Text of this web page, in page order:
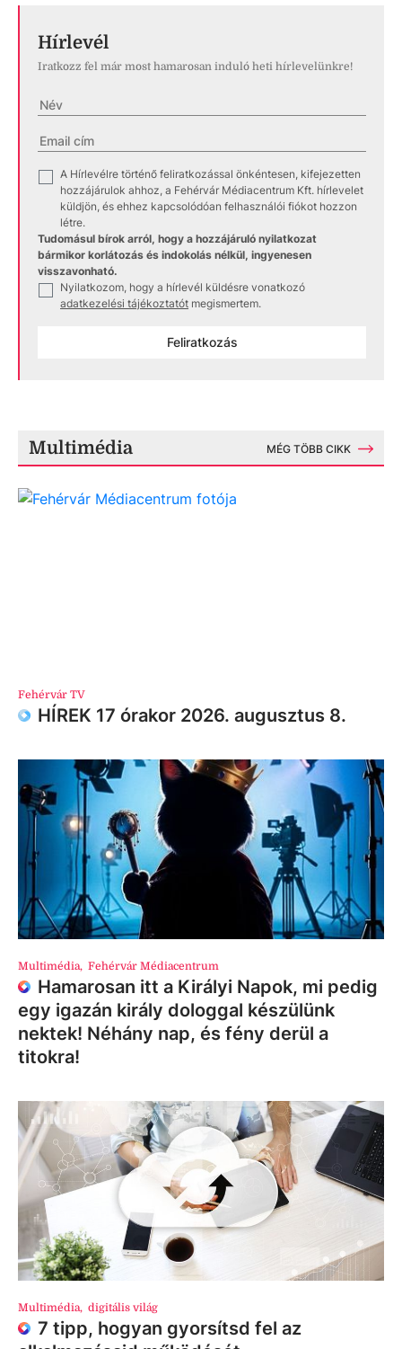
Hírlevél
Iratkozz fel már most hamarosan induló heti hírlevelünkre!
A Hírlevélre történő feliratkozással önkéntesen, kifejezetten
hozzájárulok ahhoz, a Fehérvár Médiacentrum Kft. hírlevelet
küldjön, és ehhez kapcsolódóan felhasználói fiókot hozzon
létre.
Tudomásul bírok arról, hogy a hozzájáruló nyilatkozat
bármikor korlátozás és indokolás nélkül, ingyenesen
visszavonható.
Nyilatkozom, hogy a hírlevél küldésre vonatkozó
adatkezelési tájékoztatót megismertem.
Feliratkozás
Multimédia MÉG TÖBB CIKK
Fehérvár TV
HÍREK 17 órakor 2026. augusztus 8.
Multimédia, Fehérvár Médiacentrum
Hamarosan itt a Királyi Napok, mi pedig
egy igazán király dologgal készülünk
nektek! Néhány nap, és fény derül a
titokra!
Multimédia, digitális világ
7 tipp, hogyan gyorsítsd fel az